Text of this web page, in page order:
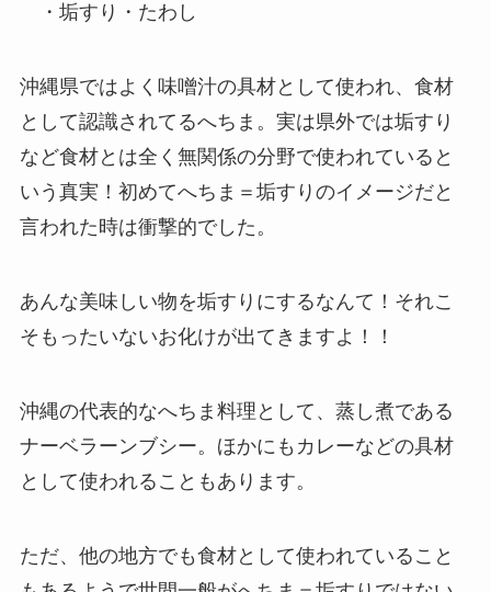
・垢すり・たわし
沖縄県ではよく味噌汁の具材として使われ、食材
として認識されてるへちま。実は県外では垢すり
など食材とは全く無関係の分野で使われていると
いう真実！初めてへちま＝垢すりのイメージだと
言われた時は衝撃的でした。
あんな美味しい物を垢すりにするなんて！それこ
そもったいないお化けが出てきますよ！！
沖縄の代表的なへちま料理として、蒸し煮である
ナーベラーンブシー。ほかにもカレーなどの具材
として使われることもあります。
ただ、他の地方でも食材として使われていること